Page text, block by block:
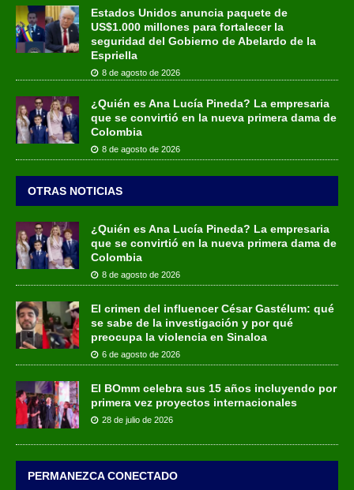
Estados Unidos anuncia paquete de
US$1.000 millones para fortalecer la
seguridad del Gobierno de Abelardo de la
Espriella
8 de agosto de 2026
¿Quién es Ana Lucía Pineda? La empresaria
que se convirtió en la nueva primera dama de
Colombia
8 de agosto de 2026
OTRAS NOTICIAS
¿Quién es Ana Lucía Pineda? La empresaria
que se convirtió en la nueva primera dama de
Colombia
8 de agosto de 2026
El crimen del influencer César Gastélum: qué
se sabe de la investigación y por qué
preocupa la violencia en Sinaloa
6 de agosto de 2026
El BOmm celebra sus 15 años incluyendo por
primera vez proyectos internacionales
28 de julio de 2026
PERMANEZCA CONECTADO